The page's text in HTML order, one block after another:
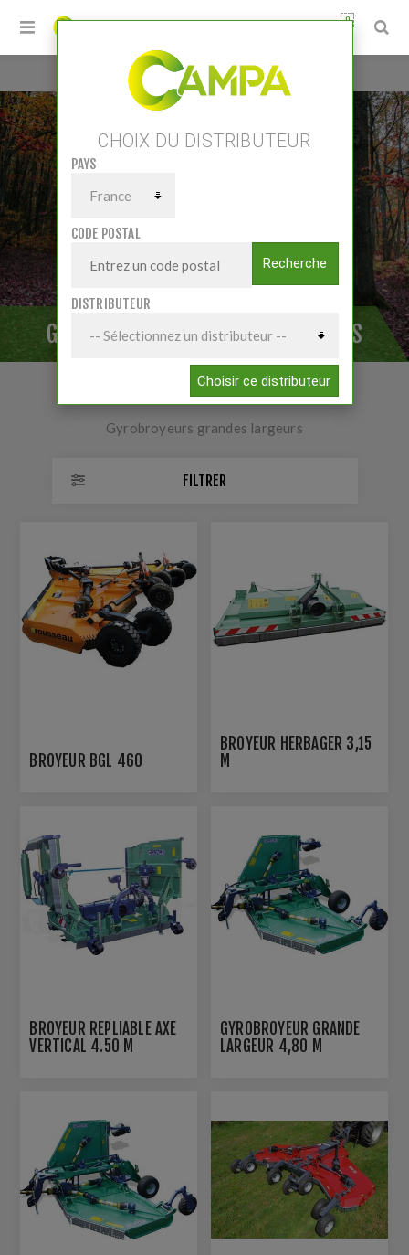
0
Accueil / Matériels / Broyage
Gyrobroyeurs grandes largeurs
GYROBROYEURS GRANDES LARGEURS
Gyrobroyeurs grandes largeurs
FILTRER
BROYEUR BGL 460
BROYEUR HERBAGER 3,15
M
BROYEUR REPLIABLE AXE
VERTICAL 4.50 M
GYROBROYEUR GRANDE
LARGEUR 4,80 M
CHOIX DU DISTRIBUTEUR
PAYS
CODE POSTAL
Recherche
DISTRIBUTEUR
Choisir ce distributeur